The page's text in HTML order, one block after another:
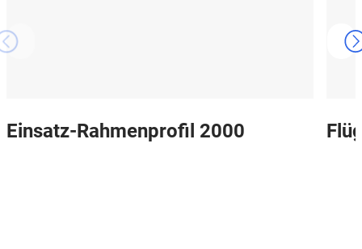
Einsatz-Rahmenprofil 2000